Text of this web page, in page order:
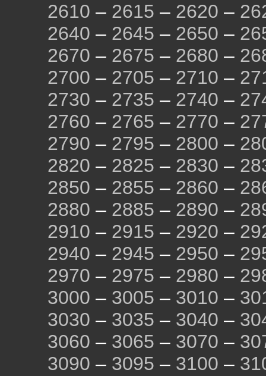
2610 – 2615 – 2620 –
2640 – 2645 – 2650 –
2670 – 2675 – 2680 –
2700 – 2705 – 2710 –
2730 – 2735 – 2740 –
2760 – 2765 – 2770 –
2790 – 2795 – 2800 –
2820 – 2825 – 2830 –
2850 – 2855 – 2860 –
2880 – 2885 – 2890 –
2910 – 2915 – 2920 –
2940 – 2945 – 2950 –
2970 – 2975 – 2980 –
3000 – 3005 – 3010 –
3030 – 3035 – 3040 –
3060 – 3065 – 3070 –
3090 – 3095 – 3100 –